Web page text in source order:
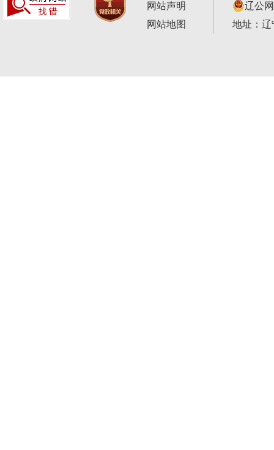
网站声明
网站地图
辽公
地址：辽